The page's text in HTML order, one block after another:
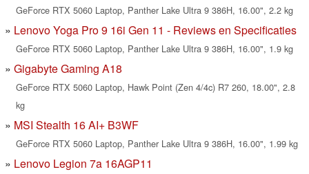
GeForce RTX 5060 Laptop, Panther Lake Ultra 9 386H, 16.00", 2.2 kg
Lenovo Yoga Pro 9 16i Gen 11 - Reviews en Specificaties
GeForce RTX 5060 Laptop, Panther Lake Ultra 9 386H, 16.00", 1.9 kg
Gigabyte Gaming A18
GeForce RTX 5060 Laptop, Hawk Point (Zen 4/4c) R7 260, 18.00", 2.8
kg
MSI Stealth 16 AI+ B3WF
GeForce RTX 5060 Laptop, Panther Lake Ultra 9 386H, 16.00", 1.99 kg
Lenovo Legion 7a 16AGP11